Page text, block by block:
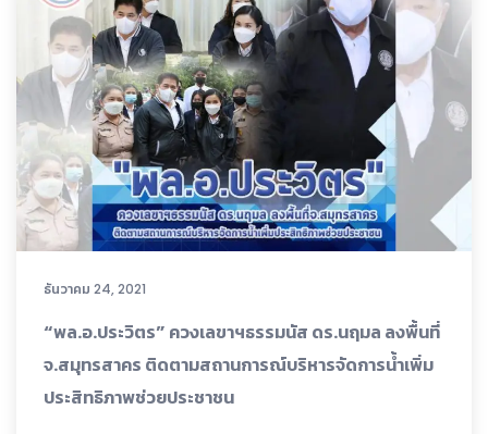
ธันวาคม 24, 2021
“พล.อ.ประวิตร” ควงเลขาฯธรรมนัส ดร.นฤมล ลงพื้นที่
จ.สมุทรสาคร ติดตามสถานการณ์บริหารจัดการน้ำเพิ่ม
ประสิทธิภาพช่วยประชาชน